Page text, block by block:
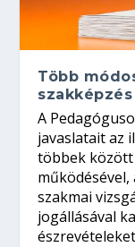
Több
A
javaslatait az
többek között
működésével,
szakmai
jogállásával